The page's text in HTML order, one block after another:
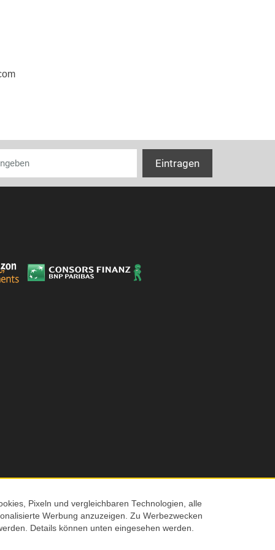
© 2026 Screenmaxx
Pixeln und vergleichbaren Technologien, alle
Werbung anzuzeigen. Zu Werbezwecken
Details können unten eingesehen werden.